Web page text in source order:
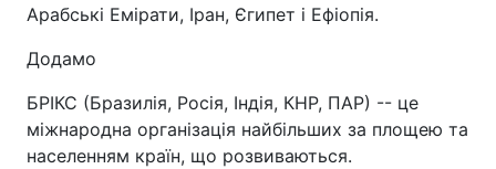
Арабські Емірати, Іран, Єгипет і Ефіопія.
Додамо
БРІКС (Бразилія, Росія, Індія, КНР, ПАР) -- це
міжнародна організація найбільших за площею та
населенням країн, що розвиваються.